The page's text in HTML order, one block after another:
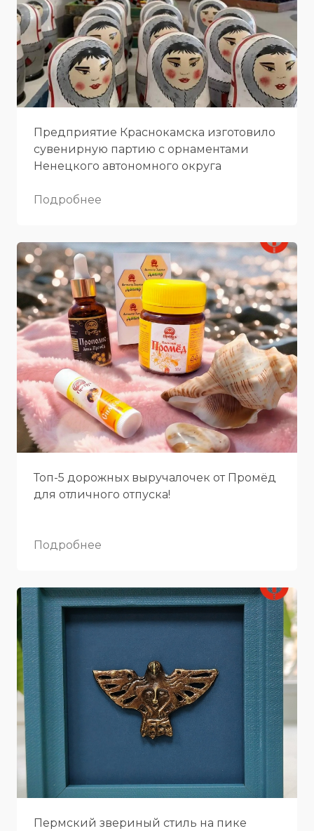
Предприятие Краснокамска изготовило
сувенирную партию с орнаментами
Ненецкого автономного округа
Подробнее
Топ-5 дорожных выручалочек от Промёд
для отличного отпуска!
Подробнее
Пермский звериный стиль на пике